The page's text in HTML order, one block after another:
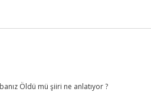
Öldü mü şiiri ne anlatıyor ?